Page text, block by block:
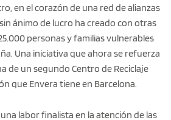
en el corazón de una red de alianzas
ánimo de lucro ha creado con otras
personas y familias vulnerables
Una iniciativa que ahora se refuerza
de un segundo Centro de Reciclaje
que Envera tiene en Barcelona.
labor finalista en la atención de las